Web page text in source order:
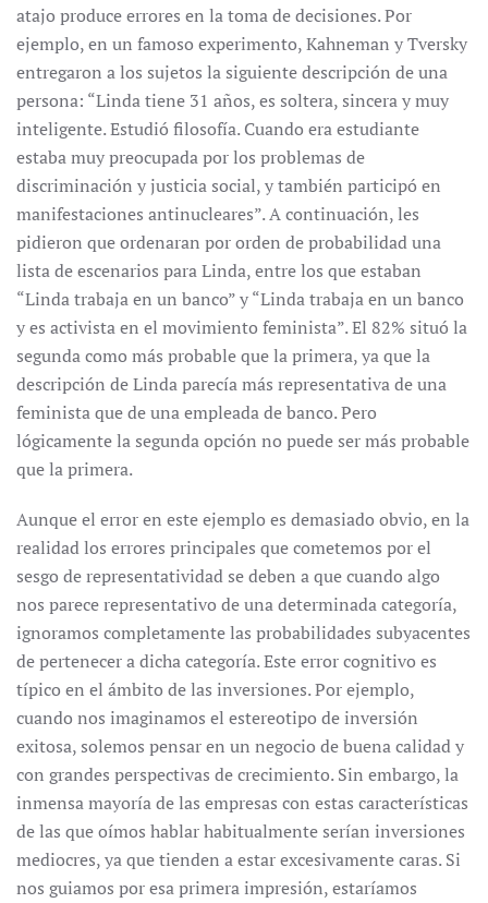
atajo produce errores en la toma de decisiones. Por
ejemplo, en un famoso experimento, Kahneman y Tversky
entregaron a los sujetos la siguiente descripción de una
persona: “Linda tiene 31 años, es soltera, sincera y muy
inteligente. Estudió filosofía. Cuando era estudiante
estaba muy preocupada por los problemas de
discriminación y justicia social, y también participó en
manifestaciones antinucleares”. A continuación, les
pidieron que ordenaran por orden de probabilidad una
lista de escenarios para Linda, entre los que estaban
“Linda trabaja en un banco” y “Linda trabaja en un banco
y es activista en el movimiento feminista”. El 82% situó la
segunda como más probable que la primera, ya que la
descripción de Linda parecía más representativa de una
feminista que de una empleada de banco. Pero
lógicamente la segunda opción no puede ser más probable
que la primera.
Aunque el error en este ejemplo es demasiado obvio, en la
realidad los errores principales que cometemos por el
sesgo de representatividad se deben a que cuando algo
nos parece representativo de una determinada categoría,
ignoramos completamente las probabilidades subyacentes
de pertenecer a dicha categoría. Este error cognitivo es
típico en el ámbito de las inversiones. Por ejemplo,
cuando nos imaginamos el estereotipo de inversión
exitosa, solemos pensar en un negocio de buena calidad y
con grandes perspectivas de crecimiento. Sin embargo, la
inmensa mayoría de las empresas con estas características
de las que oímos hablar habitualmente serían inversiones
mediocres, ya que tienden a estar excesivamente caras. Si
nos guiamos por esa primera impresión, estaríamos